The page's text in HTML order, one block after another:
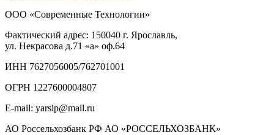
ООО «Современные Технологии»
Фактический адрес: 150040 г. Ярославль,
ул. Некрасова д.71 «а» оф.64
ИНН 7627056005/762701001
ОГРН 1227600004807
E-mail: yarsip@mail.ru
АО Россельхозбанк РФ АО «РОССЕЛЬХОЗБАНК»